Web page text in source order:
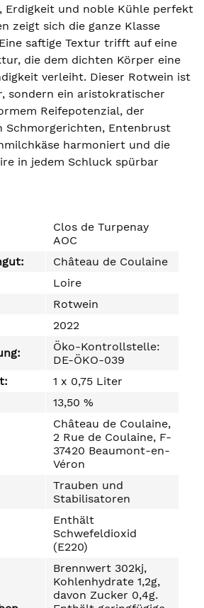
Erdigkeit und noble Kühle perfekt
zeigt sich die ganze Klasse
saftige Textur trifft auf eine
die dem dichten Körper eine
verleiht. Dieser Rotwein ist
sondern ein aristokratischer
Reifepotenzial, der
Schmorgerichten, Entenbrust
harmoniert und die
in jedem Schluck spürbar
Clos de Turpenay
AOC
Château de Coulaine
Loire
Rotwein
2022
Öko-Kontrollstelle:
DE-ÖKO-039
1 x 0,75 Liter
13,50 %
Château de Coulaine,
2 Rue de Coulaine, F-
37420 Beaumont-en-
Véron
Trauben und
Stabilisatoren
Enthält
Schwefeldioxid
(E220)
Brennwert 302kj,
Kohlenhydrate 1,2g,
davon Zucker 0,4g.